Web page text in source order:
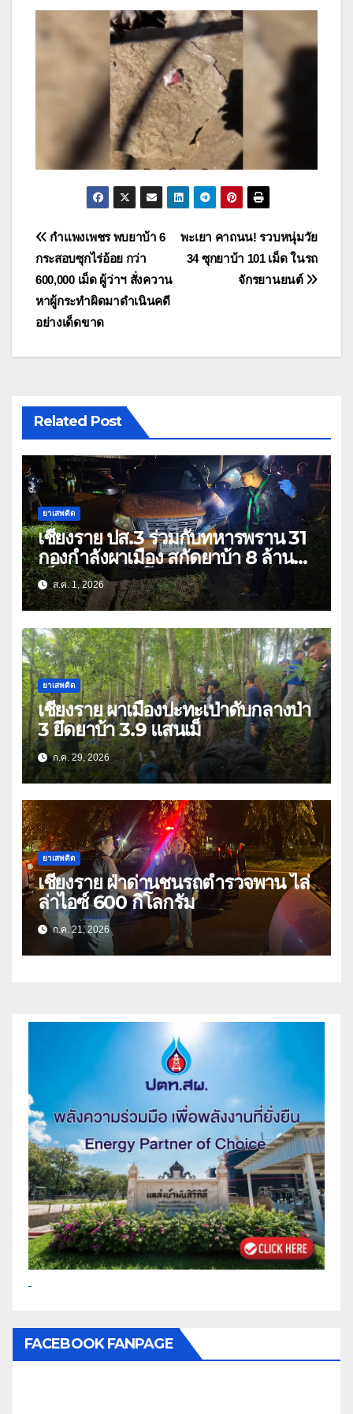
แนะแนว
เรื่อง
พะเยา คาถนน! รวบหนุ่มวัย
34 ซุกยาบ้า 101 เม็ด ในรถ
จักรยานยนต์
กำแพงเพชร พบยาบ้า 6
กระสอบซุกไร่อ้อย กว่า
600,000 เม็ด ผู้ว่าฯ สั่งควาน
หาผู้กระทำผิดมาดำเนินคดี
อย่างเด็ดขาด
Related Post
ยาเสพติด
เชียงราย ปส.3 ร่วมกับทหารพราน 31
กองกำลังผาเมือง สกัดยาบ้า 8 ล้าน
เม็ด เครือข่าย โล่ง แซ่ลี
ส.ค. 1, 2026
ยาเสพติด
เชียงราย ผาเมืองปะทะเป่าดับกลางป่า
3 ยึดยาบ้า 3.9 แสนเม็
ก.ค. 29, 2026
ยาเสพติด
เชียงราย ฝ่าด่านชนรถตำรวจพาน ไล่
ล่าไอซ์ 600 กิโลกรัม
ก.ค. 21, 2026
FACEBOOK FANPAGE